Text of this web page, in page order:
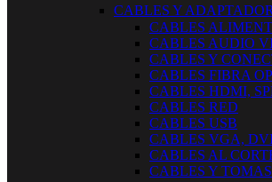
CABLES Y
CABLES
CABLES AUDIO
CABLES Y
CABLES FIBRA
CABLES HDMI,
CABLES RED
CABLES USB
CABLES VGA,
CABLES AL
CABLES Y